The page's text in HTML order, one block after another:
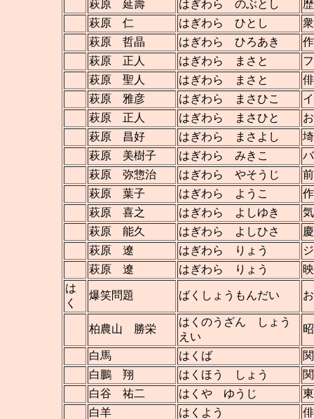
萩原 延壽
はぎわら のぶとし
萩原 仁
はぎわら ひとし
萩原 哲晶
はぎわら ひろあき
萩原 正人
はぎわら まさと
萩原 聖人
はぎわら まさと
萩原 雅彦
はぎわら まさひこ
萩原 正人
はぎわら まさひと
萩原 昌好
はぎわら まさよし
萩原 美樹子
はぎわら みきこ
萩原 弥惣治
はぎわら やそうじ
萩原 葉子
はぎわら ようこ
萩原 喜之
はぎわら よしゆき
萩原 能久
はぎわら よしひさ
萩原 遼
はぎわら りょう
萩原 遼
はぎわら りょう
は
く
爆笑問題 ばくしょうもんだい
柏農山 勝栄
はくのうざん しょう
えい
白馬 はくば
白鵬 翔
はくほう しょう
白谷 祐二
はくや ゆうじ
白羊
はくよう